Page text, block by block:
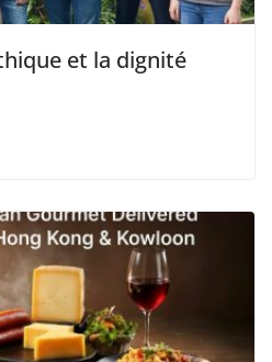
et la dignité